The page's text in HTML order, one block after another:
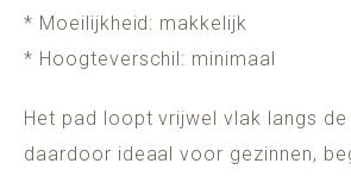
* Moeilijkheid: makkelijk
* Hoogteverschil: minimaal
Het pad loopt vrijwel vlak langs de
daardoor ideaal voor gezinnen,